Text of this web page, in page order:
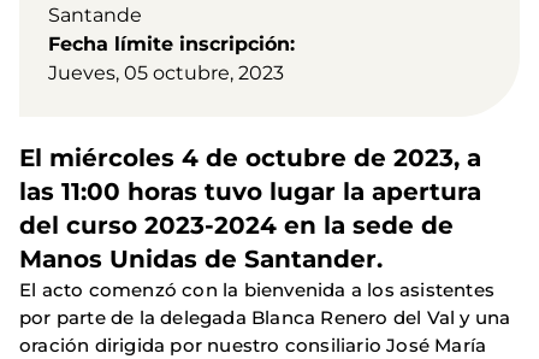
Santande
Fecha límite inscripción
Jueves, 05 octubre, 2023
El miércoles 4 de octubre de 2023, a
las 11:00 horas tuvo lugar la apertura
del curso 2023-2024 en la sede de
Manos Unidas de Santander.
El acto comenzó con la bienvenida a los asistentes
por parte de la delegada Blanca Renero del Val y una
oración dirigida por nuestro consiliario José María